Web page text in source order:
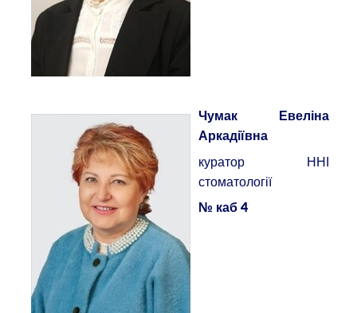
Чумак Евеліна
Аркадіївна
куратор ННІ
стоматології
№ каб 4